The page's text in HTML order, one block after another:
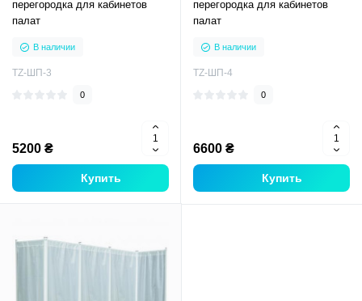
перегородка для кабинетов
палат
В наличии
TZ-ШП-3
0
5200 ₴
Купить
перегородка для кабинетов
палат
В наличии
TZ-ШП-4
0
6600 ₴
Купить